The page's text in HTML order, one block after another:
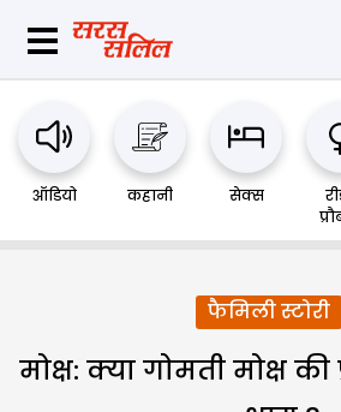
ऑडियो कहानी सेक्स
फैमिली स्टोरी
मोक्ष: क्या गोमती मोक्ष की